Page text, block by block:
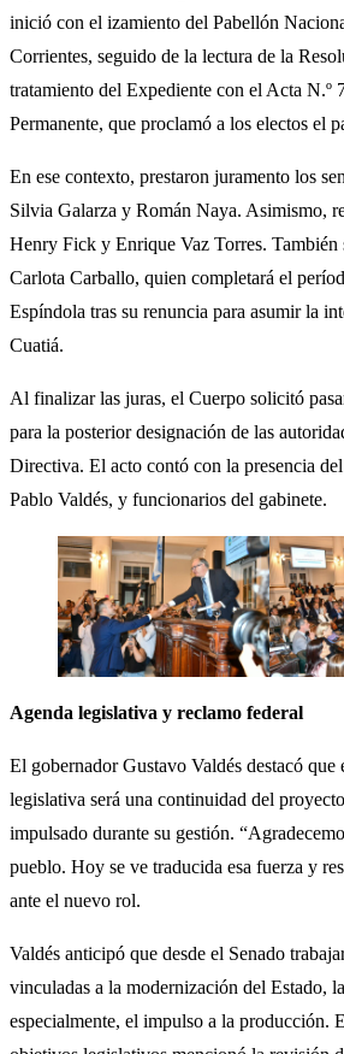
inició con el izamiento del Pabellón
Corrientes, seguido de la lectura de la
tratamiento del Expediente con el Acta N.º
Permanente, que proclamó a los electos el
En ese contexto, prestaron juramento los
Silvia Galarza y Román Naya. Asimismo,
Henry Fick y Enrique Vaz Torres. También
Carlota Carballo, quien completará el
Espíndola tras su renuncia para asumir la
Cuatiá.
Al finalizar las juras, el Cuerpo solicitó
para la posterior designación de las
Directiva. El acto contó con la presencia
Pablo Valdés, y funcionarios del gabinete.
Agenda legislativa y reclamo federal
El gobernador Gustavo Valdés destacó que
legislativa será una continuidad del
impulsado durante su gestión.
pueblo. Hoy se ve traducida esa fuerza y
ante el nuevo rol.
Valdés anticipó que desde el Senado
vinculadas a la modernización del Estado,
especialmente, el impulso a la producción.